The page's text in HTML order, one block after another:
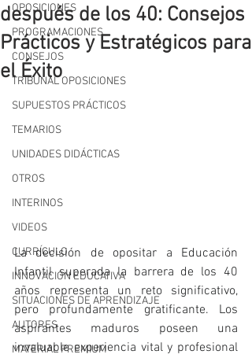
OPOSICIONES
PROGRAMACIONES
CONSEJOS
TRIBUNAL OPOSICIONES
SUPUESTOS PRÁCTICOS
TEMARIOS
UNIDADES DIDÁCTICAS
OTROS
INTERINOS
VIDEOS
CURRÍCULO
INNOVACIÓN EDUCATIVA
SITUACIONES DE APRENDIZAJE
AUTORES
MATERIAL PREMIUM
después de los 40: Consejos
Prácticos y Estratégicos para
el Éxito
La decisión de opositar a Educación
Infantil superada la barrera de los 40
años representa un reto significativo,
pero profundamente gratificante. Los
aspirantes maduros poseen una
invaluable experiencia vital y profesional